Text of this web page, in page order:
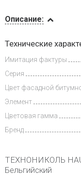
и оплата
Описание:
Технические
Имитация фактуры
Серия
Цвет фасадной
Элемент
Цветовая гамма
Бренд
ТЕХНОНИКОЛЬ
Бельгийский